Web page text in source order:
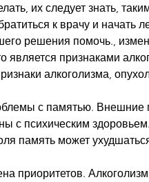
их следует знать,
к врачу и начать
решения помочь.,
является признаками
алкоголизма,
с памятью. Внешние
с психическим
память может
приоритетов.